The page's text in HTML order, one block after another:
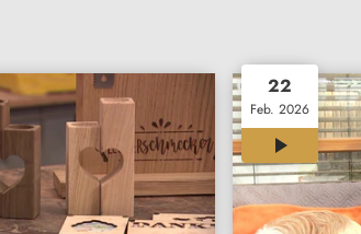
22
Feb. 2026
12:00